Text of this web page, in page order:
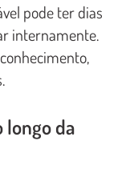
pode ter dias
internamente.
longo da